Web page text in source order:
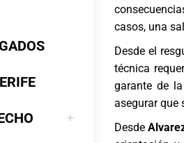
casos, una
Desde el
técnica
garante de
asegurar que
Desde